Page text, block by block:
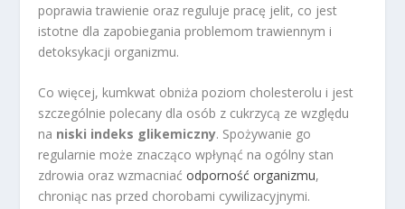
poprawia trawienie oraz reguluje pracę jelit, co jest
istotne dla zapobiegania problemom trawiennym i
detoksykacji organizmu.
Co więcej, kumkwat obniża poziom cholesterolu i jest
szczególnie polecany dla osób z cukrzycą ze względu
na niski indeks glikemiczny. Spożywanie go
regularnie może znacząco wpłynąć na ogólny stan
zdrowia oraz wzmacniaćodporność organizmu,
chroniąc nas przed chorobami cywilizacyjnymi.